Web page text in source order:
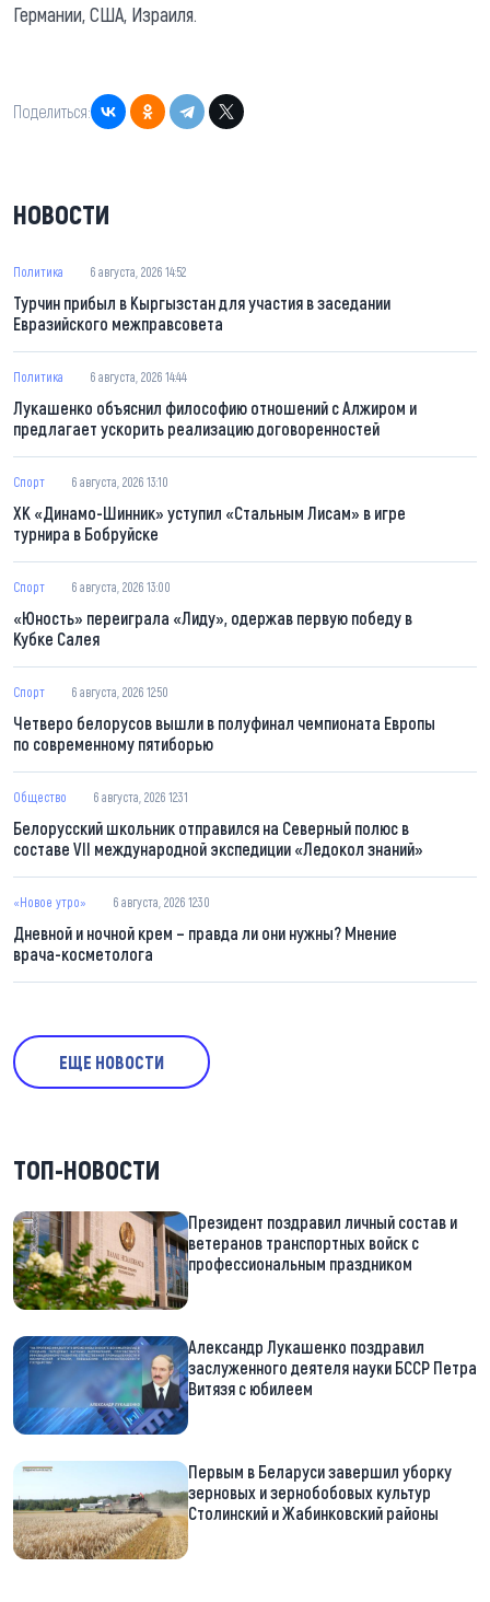
Германии, США, Израиля.
Поделиться:
НОВОСТИ
Политика 6 августа, 2026 14:52
Турчин прибыл в Кыргызстан для участия в заседании
Евразийского межправсовета
Политика 6 августа, 2026 14:44
Лукашенко объяснил философию отношений с Алжиром и
предлагает ускорить реализацию договоренностей
Спорт 6 августа, 2026 13:10
ХК «Динамо-Шинник» уступил «Стальным Лисам» в игре
турнира в Бобруйске
Спорт 6 августа, 2026 13:00
«Юность» переиграла «Лиду», одержав первую победу в
Кубке Салея
Спорт 6 августа, 2026 12:50
Четверо белорусов вышли в полуфинал чемпионата Европы
по современному пятиборью
Общество 6 августа, 2026 12:31
Белорусский школьник отправился на Северный полюс в
составе VII международной экспедиции «Ледокол знаний»
«Новое утро» 6 августа, 2026 12:30
Дневной и ночной крем – правда ли они нужны? Мнение
врача-косметолога
ЕЩЕ НОВОСТИ
ТОП-НОВОСТИ
Президент поздравил личный состав и
ветеранов транспортных войск с
профессиональным праздником
Александр Лукашенко поздравил
заслуженного деятеля науки БССР Петра
Витязя с юбилеем
Первым в Беларуси завершил уборку
зерновых и зернобобовых культур
Столинский и Жабинковский районы